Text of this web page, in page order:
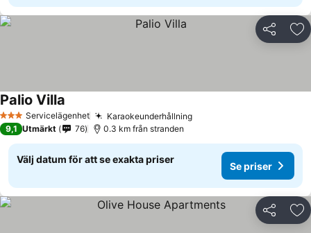
Dela
3 StjärnorServicelägenhet Karaokeunderhållning
Palio Villa
9,1 Utmärkt 76 0.3 km från stranden
Välj datum för att se exakta priser
Se priser
Dela